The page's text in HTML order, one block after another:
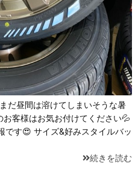
だ昼間は溶けてしまいそうな暑
客様はお気お付けてください💦
す😍 サイズ&好みスタイルバッ
続きを読む